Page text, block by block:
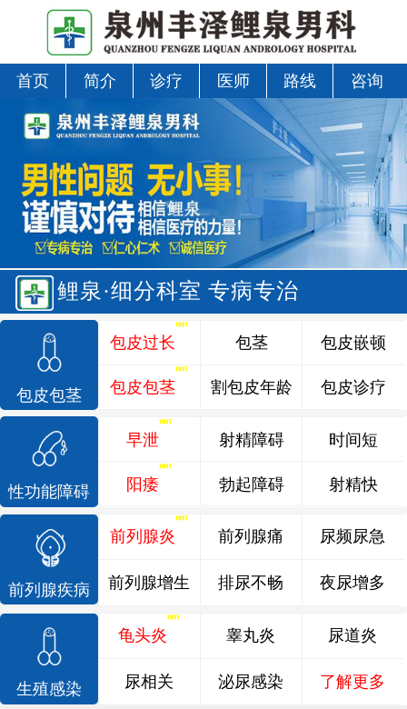
首页 简介 诊疗 医师 路线 咨询
鲤泉·细分科室 专病专治
包皮包茎
包皮过长
包皮包茎
包茎
割包皮年龄
包皮嵌顿
包皮诊疗
性功能障碍
早泄
阳痿
射精障碍
勃起障碍
时间短
射精快
前列腺疾病
前列腺炎 前列腺痛 尿频尿急
前列腺增生 排尿不畅 夜尿增多
生殖感染
龟头炎 睾丸炎 尿道炎
尿相关 泌尿感染 了解更多